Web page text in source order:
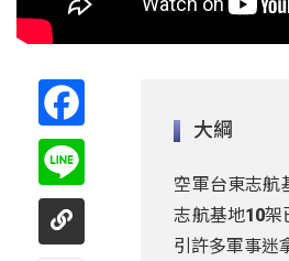
大綱
空軍台東志航
志航基地10架
引許多軍事迷